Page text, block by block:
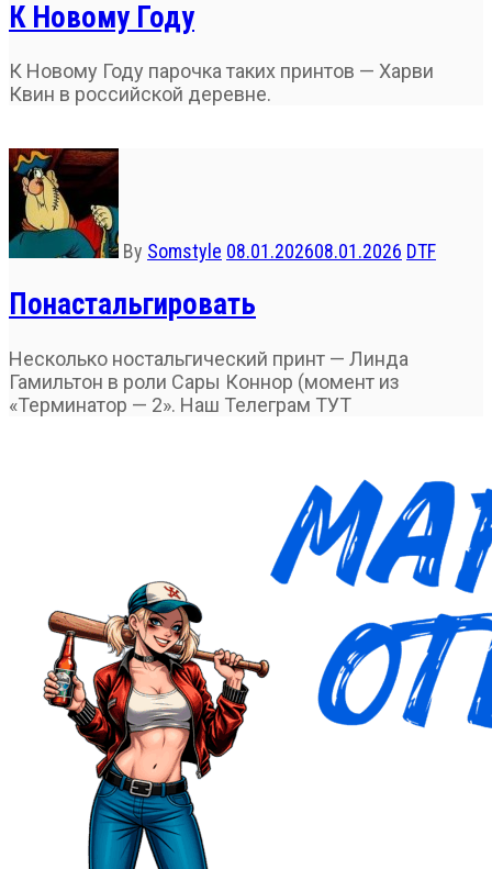
К Новому Году
К Новому Году парочка таких принтов — Харви
Квин в российской деревне.
By Somstyle 08.01.202608.01.2026 DTF
Понастальгировать
Несколько ностальгический принт — Линда
Гамильтон в роли Сары Коннор (момент из
«Терминатор — 2». Наш Телеграм ТУТ